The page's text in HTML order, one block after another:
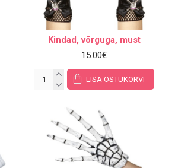
Kindad, võrguga, must
15.00€
LISA OSTUKORVI